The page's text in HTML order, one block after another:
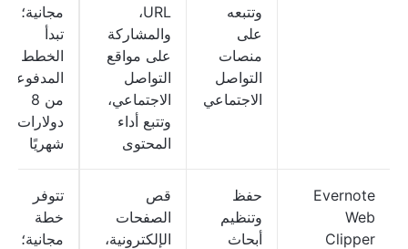
وتتبعه
على
منصات
التواصل
الاجتماعي
URL،
والمشاركة
على مواقع
التواصل
الاجتماعي،
وتتبع أداء
المحتوى
مجانية؛
تبدأ
الخطط
المدفوعة
من 8
دولارات
شهريًا
Evernote
Web
Clipper
حفظ
وتنظيم
أبحاث
قص
الصفحات
الإلكترونية،
تتوفر
خطة
مجانية؛